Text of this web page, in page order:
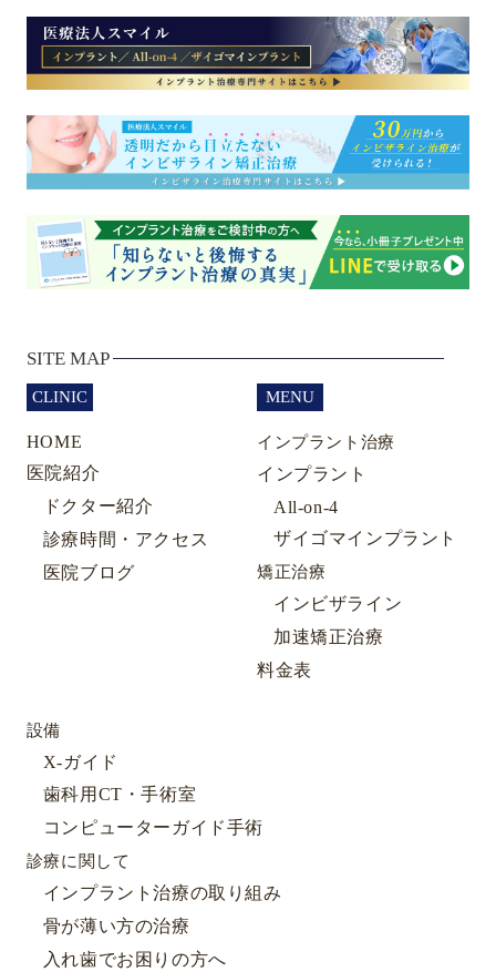
SITE MAP
CLINIC
HOME
医院紹介
ドクター紹介
診療時間・アクセス
医院ブログ
MENU
インプラント治療
インプラント
All-on-4
ザイゴマインプラント
矯正治療
インビザライン
加速矯正治療
料金表
設備
X-ガイド
歯科用CT・手術室
コンピューターガイド手術
診療に関して
インプラント治療の取り組み
骨が薄い方の治療
入れ歯でお困りの方へ